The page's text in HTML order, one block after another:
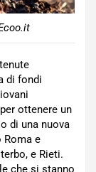
di fondi
ottenere un
di una nuova
Roma e
e Rieti.
che si stanno